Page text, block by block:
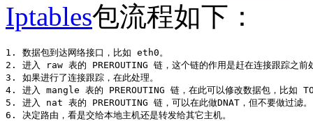
Iptables包流程如下：
1. 数据包到达网络接口，比如 eth0。
2. 进入 raw 表的 PREROUTING 链，这个链的作用是赶在连接跟踪之前
3. 如果进行了连接跟踪，在此处理。
4. 进入 mangle 表的 PREROUTING 链，在此可以修改数据包，比如
5. 进入 nat 表的 PREROUTING 链，可以在此做DNAT，但不要做过滤。
6. 决定路由，看是交给本地主机还是转发给其它主机。